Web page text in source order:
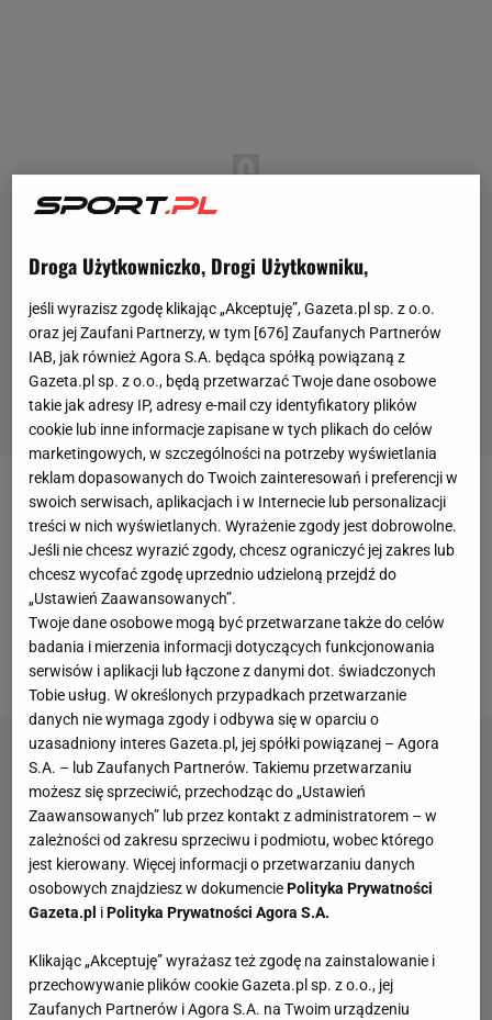
Każdego roku drużyna ikibiceTorino wspominają
drużynę "Grande Torino", która zginęła w tragicznych
okolicznościach wskutekkatastrofy lotniczej, do
której doszło w maju 1949 roku.
piłkarzamirozbił się na piemonckim wzgórzu
Superga.
Droga Użytkowniczko, Drogi Użytkowniku,
jeśli wyrazisz zgodę klikając „Akceptuję”, Gazeta.pl sp. z o.o.
oraz jej Zaufani Partnerzy, w tym [676] Zaufanych Partnerów
IAB, jak również Agora S.A. będąca spółką powiązaną z
Gazeta.pl sp. z o.o., będą przetwarzać Twoje dane osobowe
takie jak adresy IP, adresy e-mail czy identyfikatory plików
cookie lub inne informacje zapisane w tych plikach do celów
marketingowych, w szczególności na potrzeby wyświetlania
reklam dopasowanych do Twoich zainteresowań i preferencji w
swoich serwisach, aplikacjach i w Internecie lub personalizacji
treści w nich wyświetlanych. Wyrażenie zgody jest dobrowolne.
Jeśli nie chcesz wyrazić zgody, chcesz ograniczyć jej zakres lub
chcesz wycofać zgodę uprzednio udzieloną przejdź do
„Ustawień Zaawansowanych”.
Twoje dane osobowe mogą być przetwarzane także do celów
badania i mierzenia informacji dotyczących funkcjonowania
serwisów i aplikacji lub łączone z danymi dot. świadczonych
Tobie usług. W określonych przypadkach przetwarzanie
danych nie wymaga zgody i odbywa się w oparciu o
uzasadniony interes Gazeta.pl, jej spółki powiązanej – Agora
S.A. – lub Zaufanych Partnerów. Takiemu przetwarzaniu
możesz się sprzeciwić, przechodząc do „Ustawień
Zaawansowanych” lub przez kontakt z administratorem – w
zależności od zakresu sprzeciwu i podmiotu, wobec którego
jest kierowany. Więcej informacji o przetwarzaniu danych
osobowych znajdziesz w dokumenciePolityka Prywatności
Gazeta.pl iPolityka Prywatności Agora S.A.
Klikając „Akceptuję” wyrażasz też zgodę na zainstalowanie i
przechowywanie plików cookie Gazeta.pl sp. z o.o., jej
Zaufanych Partnerów i Agora S.A. na Twoim urządzeniu